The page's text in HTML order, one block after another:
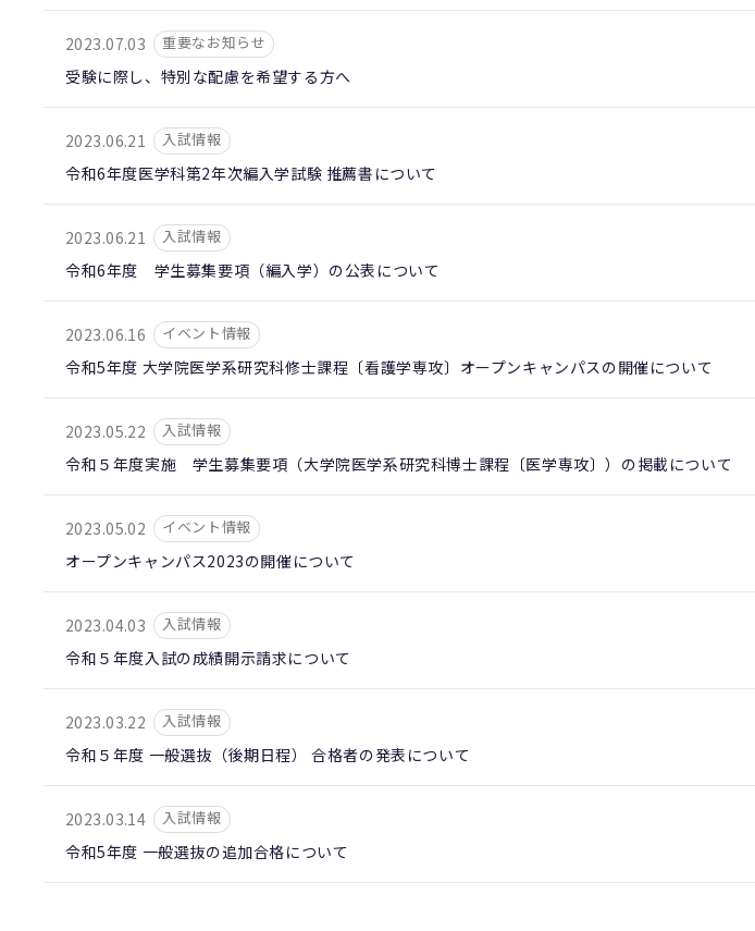
2023.07.03 重要なお知らせ
受験に際し、特別な配慮を希望する方へ
2023.06.21 入試情報
令和6年度医学科第2年次編入学試験 推薦書について
2023.06.21 入試情報
令和6年度 学生募集要項（編入学）の公表について
2023.06.16 イベント情報
令和5年度 大学院医学系研究科修士課程〔看護学専攻〕オープンキャンパスの開催について
2023.05.22 入試情報
令和５年度実施 学生募集要項（大学院医学系研究科博士課程〔医学専攻〕）の掲載について
2023.05.02 イベント情報
オープンキャンパス2023の開催について
2023.04.03 入試情報
令和５年度入試の成績開示請求について
2023.03.22 入試情報
令和５年度 一般選抜（後期日程） 合格者の発表について
2023.03.14 入試情報
令和5年度 一般選抜の追加合格について